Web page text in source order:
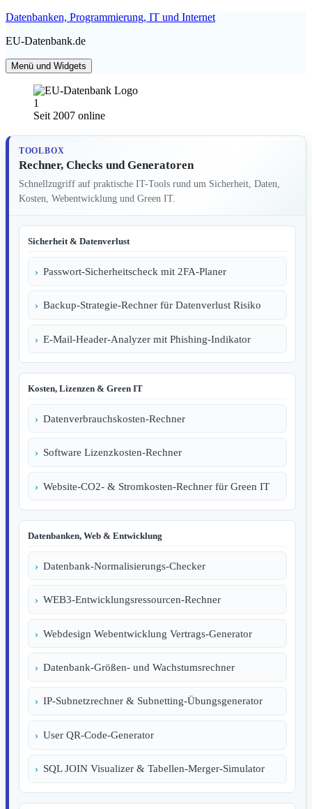
Zum
springen
Datenbanken, Programmierung, IT und Internet
EU-Datenbank.de
Menü und Widgets
Seit 2007 online
TOOLBOX
Rechner, Checks und Generatoren
Schnellzugriff auf praktische IT-Tools rund um Sicherheit, Daten,
Kosten, Webentwicklung und Green IT.
Sicherheit & Datenverlust
Passwort-Sicherheitscheck mit 2FA-Planer
Backup-Strategie-Rechner für Datenverlust Risiko
E-Mail-Header-Analyzer mit Phishing-Indikator
Kosten, Lizenzen & Green IT
Datenverbrauchskosten-Rechner
Software Lizenzkosten-Rechner
Website-CO2- & Stromkosten-Rechner für Green IT
Datenbanken, Web & Entwicklung
Datenbank-Normalisierungs-Checker
WEB3-Entwicklungsressourcen-Rechner
Webdesign Webentwicklung Vertrags-Generator
Datenbank-Größen- und Wachstumsrechner
IP-Subnetzrechner & Subnetting-Übungsgenerator
User QR-Code-Generator
SQL JOIN Visualizer & Tabellen-Merger-Simulator